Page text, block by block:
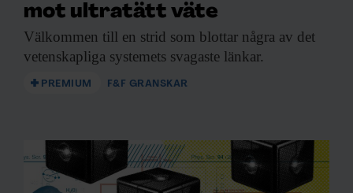
mot ultratätt väte
Välkommen till en strid som blottar några av det
vetenskapliga systemets svagaste länkar.
PREMIUM F&F GRANSKAR